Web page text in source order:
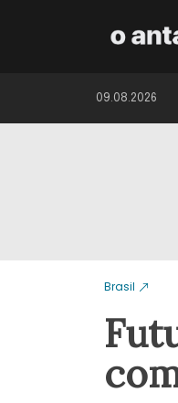
09.08.2026
Brasil